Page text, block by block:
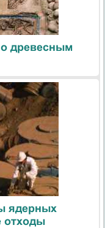
древесным
ядерных
отходы